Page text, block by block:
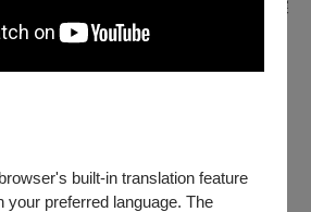
built-in translation feature
your preferred language. The
獨特的舞台美學以及手工製作著稱，深
。
COMPANY
director, and artist Suho
Korea-based theater company of
stage art, and the Korean
.